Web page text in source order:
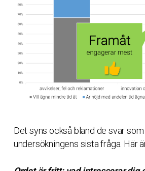
Det syns också bland de svar
undersökningens sista fråga. Här